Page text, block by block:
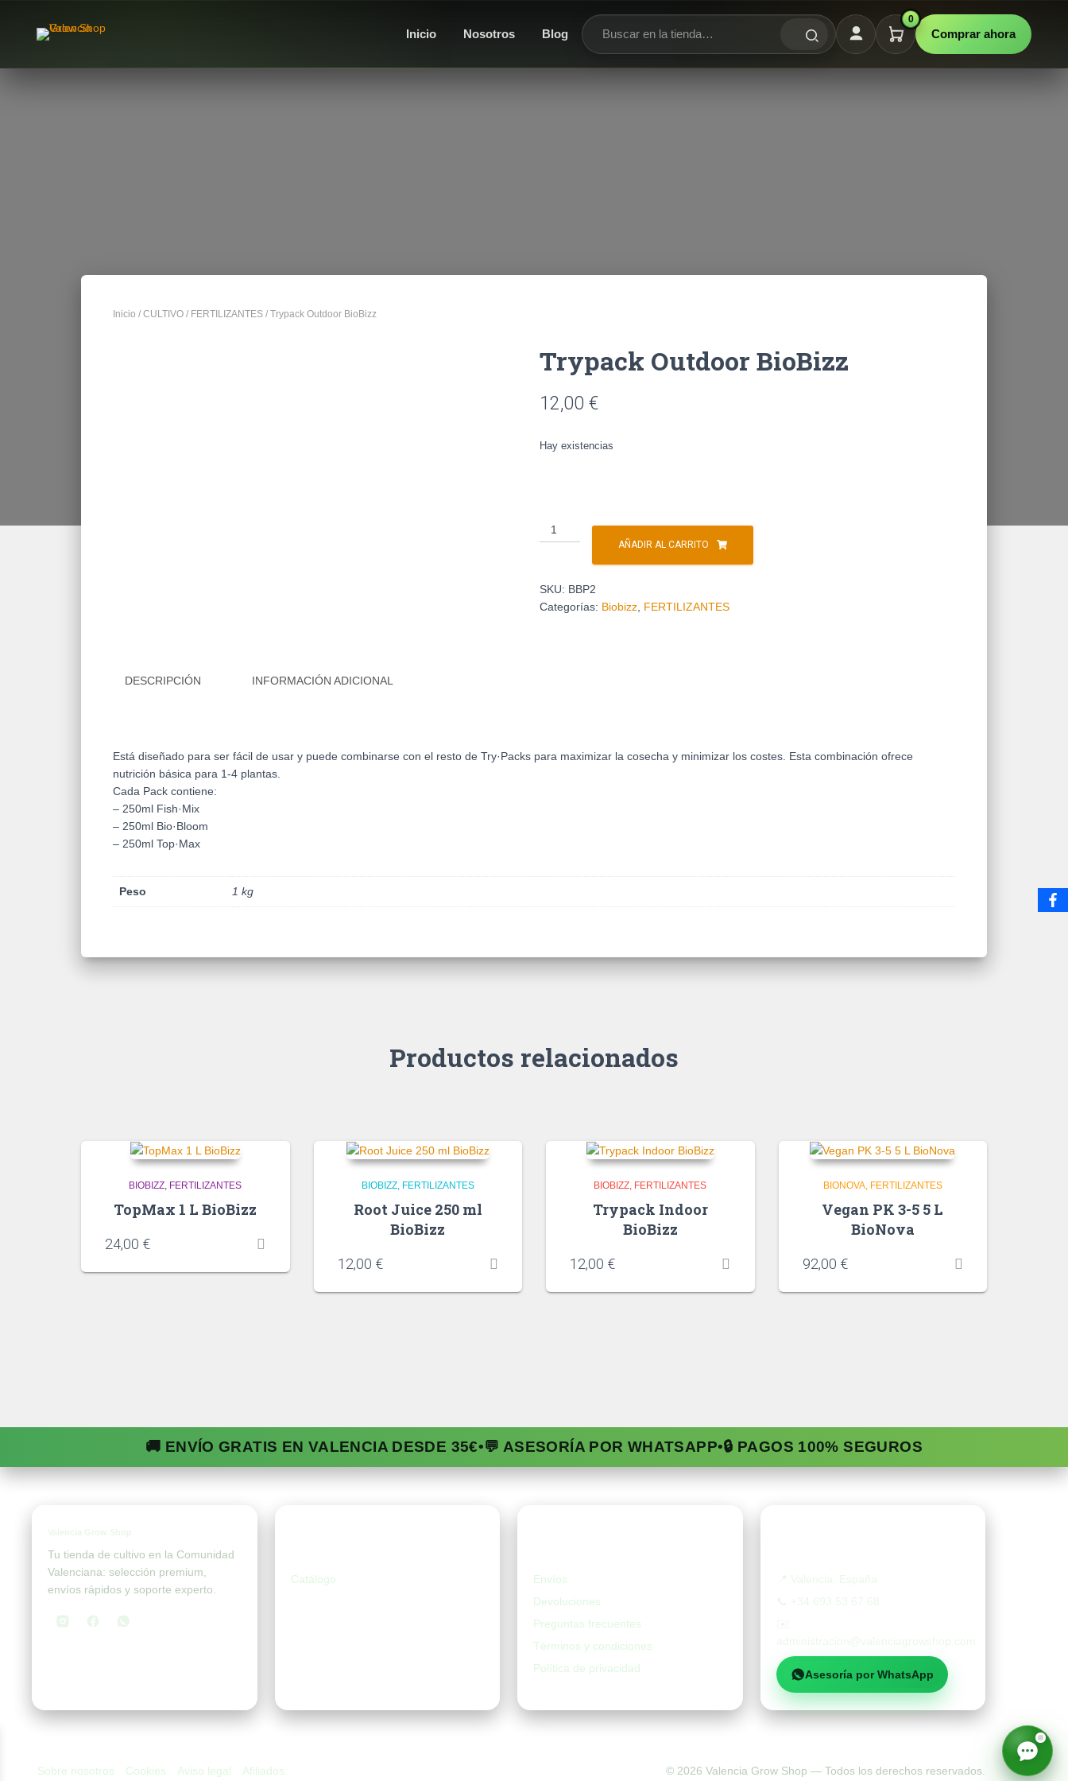
Inicio Nosotros Blog
Buscar productos
0
Comprar ahora
Inicio / CULTIVO / FERTILIZANTES / Trypack Outdoor BioBizz
Trypack Outdoor BioBizz
12,00 €
Hay existencias
AÑADIR AL CARRITO
SKU: BBP2
Categorías: Biobizz FERTILIZANTES
DESCRIPCIÓN INFORMACIÓN ADICIONAL
Está diseñado para ser fácil de usar y puede combinarse con el resto de Try·Packs para maximizar la cosecha y minimizar los costes. Esta combinación ofrece
nutrición básica para 1-4 plantas.
Cada Pack contiene:
– 250ml Fish·Mix
– 250ml Bio·Bloom
– 250ml Top·Max
Peso 1 kg
Productos relacionados
BIOBIZZ FERTILIZANTES
TopMax 1 L BioBizz
24,00 €
BIOBIZZ FERTILIZANTES
Root Juice 250 ml
BioBizz
12,00 €
BIOBIZZ FERTILIZANTES
Trypack Indoor
BioBizz
12,00 €
BIONOVA FERTILIZANTES
Vegan PK 3-5 5 L
BioNova
92,00 €
🚚 ENVÍO GRATIS EN VALENCIA DESDE 35€•💬 ASESORÍA POR WHATSAPP•🔒 PAGOS 100% SEGUROS
Tu tienda de cultivo en la Comunidad
Valenciana: selección premium,
envíos rápidos y soporte experto.
Catálogo
Envíos
Devoluciones
Preguntas frecuentes
Términos y condiciones
Política de privacidad
Asesoría por WhatsApp
Sobre nosotros Cookies Aviso legal Afiliados © 2026 Valencia Grow Shop — Todos los derechos reservados.